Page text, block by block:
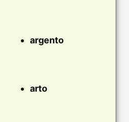
argento
arto